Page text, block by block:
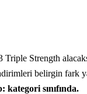
Triple Strength
belirgin fark
kategori sınıfında.